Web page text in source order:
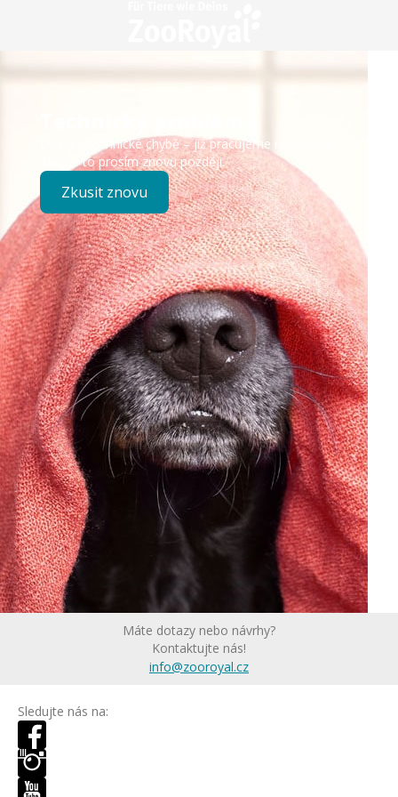
Došlo k technické chybě – již pracujeme na opravě.
Zkuste to prosím znovu později.
Zkusit znovu
Máte dotazy nebo návrhy?
Kontaktujte nás!
info@zooroyal.cz
Sledujte nás na: